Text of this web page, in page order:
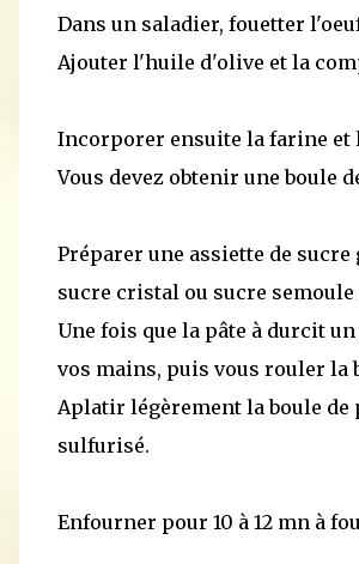
Dans un saladier, fouetter
Ajouter l'huile d'olive et la
Incorporer ensuite la farine et
Vous devez obtenir une boule
Préparer une assiette de
sucre cristal ou sucre
Une fois que la pâte à durcit
vos mains, puis vous rouler la
Aplatir légèrement la boule de
sulfurisé.
Enfourner pour 10 à 12 mn à